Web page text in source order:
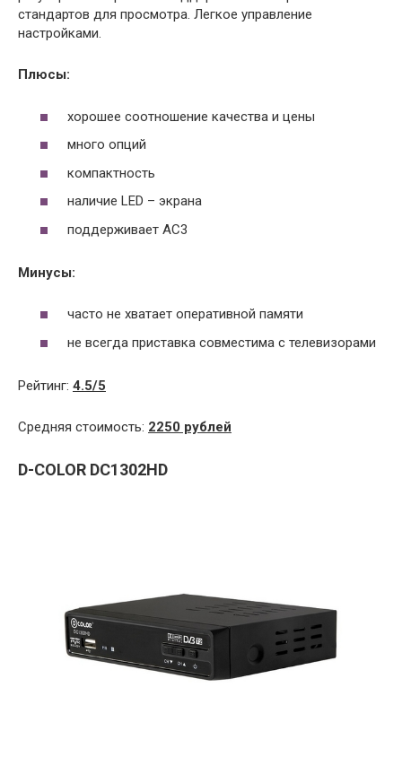
стандартов для просмотра. Легкое управление
настройками.
Плюсы:
хорошее соотношение качества и цены
много опций
компактность
наличие LED – экрана
поддерживает AC3
Минусы:
часто не хватает оперативной памяти
не всегда приставка совместима с телевизорами
Рейтинг: 4.5/5
Средняя стоимость: 2250 рублей
D-COLOR DC1302HD